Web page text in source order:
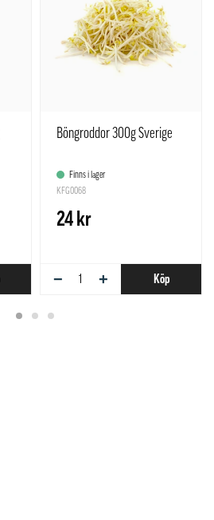
Böngroddor 300g Sverige
Finns i lager
KFG0068
24 kr
− + Köp